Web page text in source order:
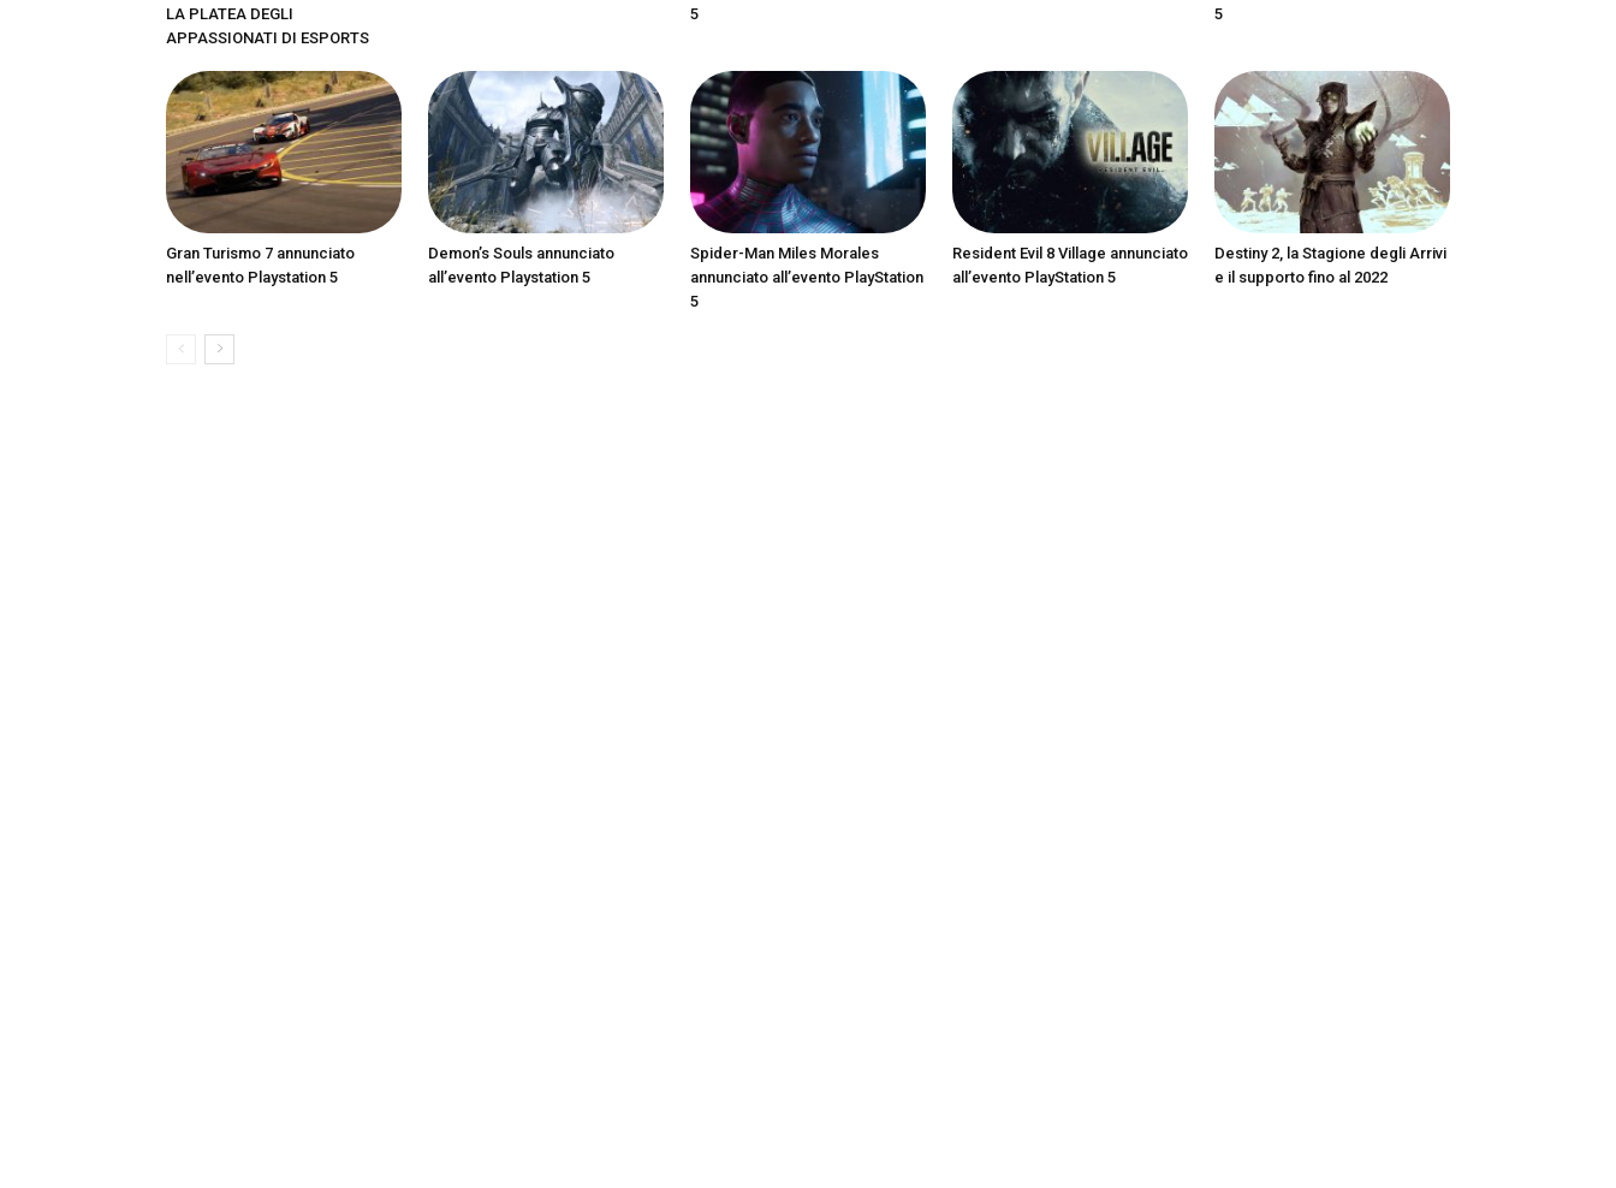
LA PLATEA DEGLI
APPASSIONATI DI ESPORTS
5
5
Gran Turismo 7 annunciato
nell’evento Playstation 5
Demon’s Souls annunciato
all’evento Playstation 5
Spider-Man Miles Morales
annunciato all’evento PlayStation
5
Resident Evil 8 Village annunciato
all’evento PlayStation 5
Destiny 2, la Stagione degli Arrivi
e il supporto fino al 2022